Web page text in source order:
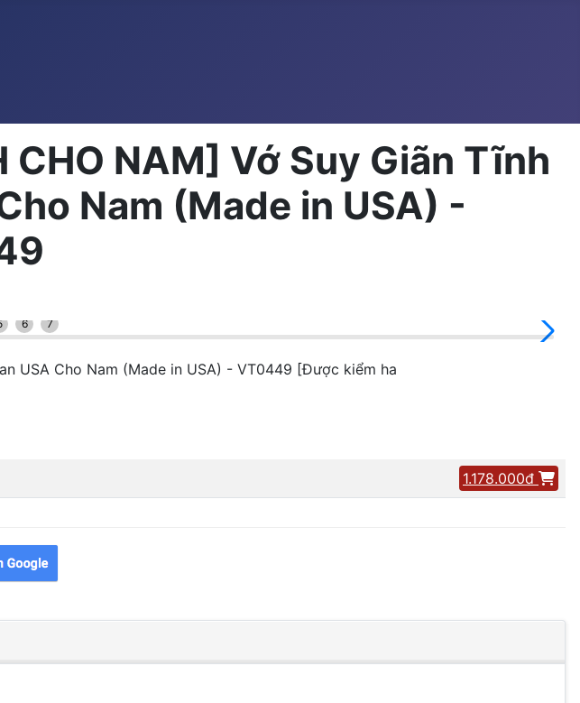
CHO NAM] Vớ Suy Giãn Tĩnh
Nam (Made in USA) -
6 7
USA Cho Nam (Made in USA) - VT0449 [Được kiểm ha
1.178.000đ